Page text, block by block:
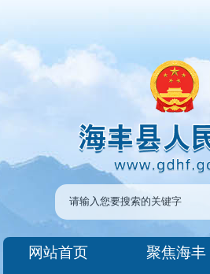
网站首页 聚焦海丰